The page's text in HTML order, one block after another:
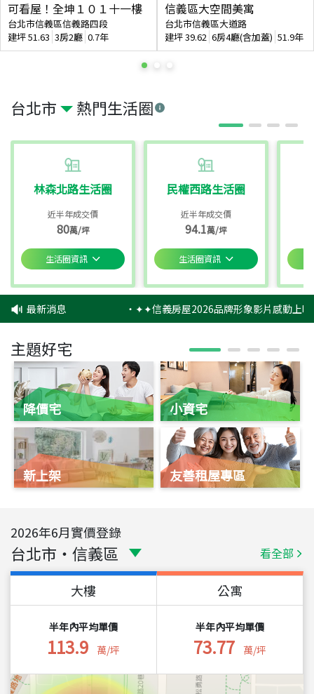
台北市 熱門生活圈
林森北路生活圈
近半年成交價
80萬/坪
生活圈資訊
民權西路生活圈
近半年成交價
94.1萬/坪
生活圈資訊
可看屋！全坤１０１十一樓
台北市信義區信義路四段
建坪51.63 3房2廳 0.7年
信義區大空間美寓
台北市信義區大道路
建坪39.62 6房4廳(含加蓋) 51.9年
最新消息 ‧✦✦信義房屋2026品牌形象影片感動上
主題好宅
降價宅
新上架
小資宅
友善租屋專區
2026年6月實價登錄
台北市 ・ 信義區 看全部
大樓
半年內平均單價
113.9 萬/坪
公寓
半年內平均單價
73.77 萬/坪